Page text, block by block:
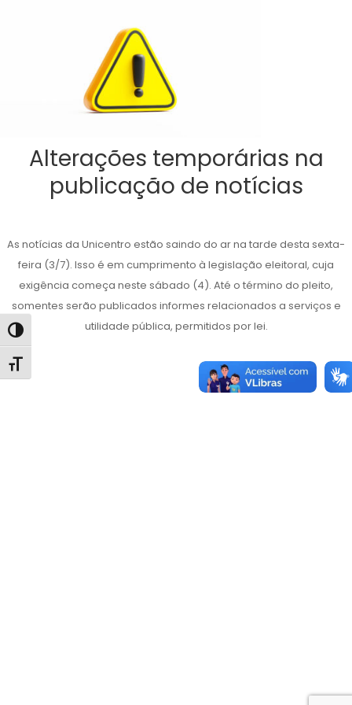
Alternar alto contraste
Alternar tamanho da fonte
Alterações temporárias na
publicação de notícias
As notícias da Unicentro estão saindo do ar na tarde desta sexta-
feira (3/7). Isso é em cumprimento à legislação eleitoral, cuja
exigência começa neste sábado (4). Até o término do pleito,
somentes serão publicados informes relacionados a serviços e
utilidade pública, permitidos por lei.